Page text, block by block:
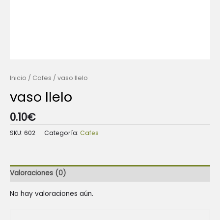
Inicio / Cafes / vaso llelo
vaso llelo
0.10€
SKU: 602 Categoría: Cafes
Valoraciones (0)
No hay valoraciones aún.